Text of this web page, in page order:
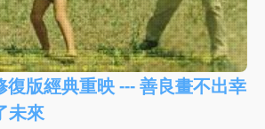
復版經典重映 --- 善良畫不出幸
未來